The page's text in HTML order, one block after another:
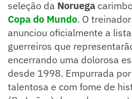
seleção da Noruega
Copa do Mundo. O
anunciou oficialmente a
guerreiros que
encerrando uma dolorosa
desde 1998. Empurrada
talentosa e com fome de